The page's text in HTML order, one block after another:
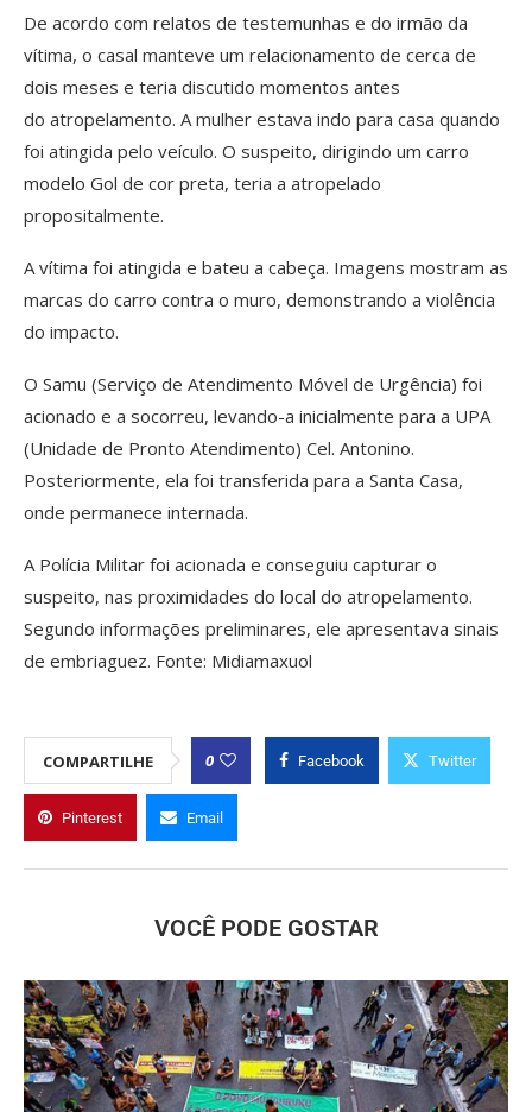
De acordo com relatos de testemunhas e do irmão da
vítima, o casal manteve um relacionamento de cerca de
dois meses e teria discutido momentos antes
do atropelamento. A mulher estava indo para casa quando
foi atingida pelo veículo. O suspeito, dirigindo um carro
modelo Gol de cor preta, teria a atropelado
propositalmente.
A vítima foi atingida e bateu a cabeça. Imagens mostram as
marcas do carro contra o muro, demonstrando a violência
do impacto.
O Samu (Serviço de Atendimento Móvel de Urgência) foi
acionado e a socorreu, levando-a inicialmente para a UPA
(Unidade de Pronto Atendimento) Cel. Antonino.
Posteriormente, ela foi transferida para a Santa Casa,
onde permanece internada.
A Polícia Militar foi acionada e conseguiu capturar o
suspeito, nas proximidades do local do atropelamento.
Segundo informações preliminares, ele apresentava sinais
de embriaguez. Fonte: Midiamaxuol
COMPARTILHE 0 Facebook Twitter
Pinterest Email
VOCÊ PODE GOSTAR